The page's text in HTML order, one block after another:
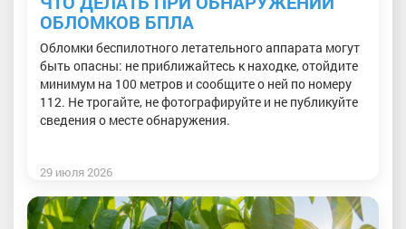
ОБЛОМКОВ БПЛА
Обломки беспилотного летательного аппарата могут
быть опасны: не приближайтесь к находке, отойдите
минимум на 100 метров и сообщите о ней по номеру
112. Не трогайте, не фотографируйте и не публикуйте
сведения о месте обнаружения.
29 июля 2026